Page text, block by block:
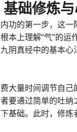
础修炼
功的第一步，这
本上理解“气”的
阴真经中的基本
大量时间调节自
要通过简单的吐
基础。此时，修